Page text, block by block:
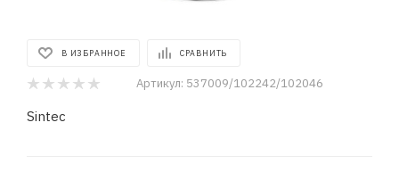
В ИЗБРАННОЕ СРАВНИТЬ
Артикул: 537009/102242/102046
Sintec